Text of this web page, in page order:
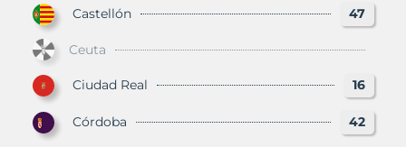
Castellón 47
Ceuta
Ciudad Real 16
Córdoba 42